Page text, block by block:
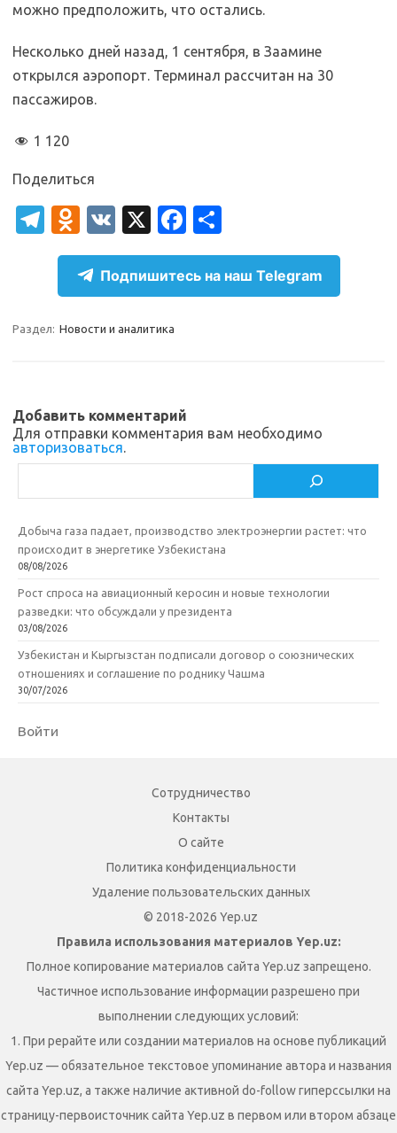
можно предположить, что остались.
Несколько дней назад, 1 сентября, в Заамине
открылся аэропорт. Терминал рассчитан на 30
пассажиров.
1 120
Поделиться
T
el
gr
a
O
d
n
o
kl
ik
i
V
K
X
Fa
c
e
b
т
п
р
ь
Подпишитесь на наш Telegram
Раздел: Новости и аналитика
Добавить комментарий
Для отправки комментария вам необходимо
авторизоваться.
Добыча газа падает, производство электроэнергии растет: что
происходит в энергетике Узбекистана
08/08/2026
Рост спроса на авиационный керосин и новые технологии
разведки: что обсуждали у президента
03/08/2026
Узбекистан и Кыргызстан подписали договор о союзнических
отношениях и соглашение по роднику Чашма
30/07/2026
Войти
Сотрудничество
Контакты
О сайте
Политика конфиденциальности
Удаление пользовательских данных
© 2018-2026 Yep.uz
Правила использования материалов Yep.uz:
Полное копирование материалов сайта Yep.uz запрещено.
Частичное использование информации разрешено при
выполнении следующих условий:
1. При рерайте или создании материалов на основе публикаций
Yep.uz — обязательное текстовое упоминание автора и названия
сайта Yep.uz, а также наличие активной do-follow гиперссылки на
страницу-первоисточник сайта Yep.uz в первом или втором абзаце